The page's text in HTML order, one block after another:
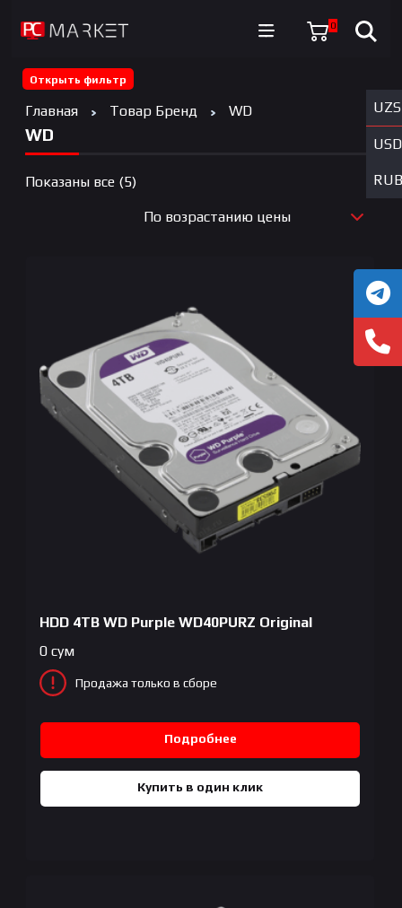
0
UZS
USD
RUB
Открыть фильтр
Главная Товар Бренд WD
WD
Показаны все (5)Цены:
возрастанию
По возрастанию цены
По убыванию цены
HDD 4TB WD Purple WD40PURZ Original
0 сум
Продажа только в сборе
Подробнее
Купить в один клик